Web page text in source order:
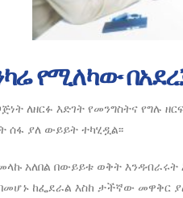
የሚለካው
ለዘርፉ እድገት የመንግስትና የግሉ
ያለ ውይይት ተካሂዷል፡፡
አለበል በውይይቱ ወቅት
ከፌደራል እስከ ታችኛው መዋቅር